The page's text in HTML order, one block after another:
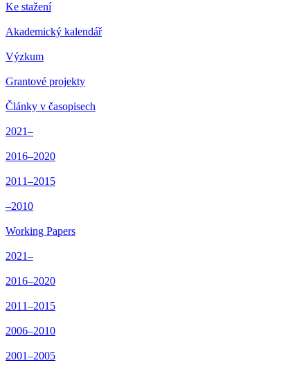
Ke stažení
Akademický kalendář
Výzkum
Grantové projekty
Články v časopisech
2021–
2016–2020
2011–2015
–2010
Working Papers
2021–
2016–2020
2011–2015
2006–2010
2001–2005